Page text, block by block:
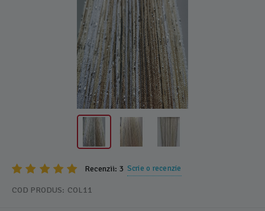
Recenzii: 3 Scrie o recenzie
COD PRODUS: COL11